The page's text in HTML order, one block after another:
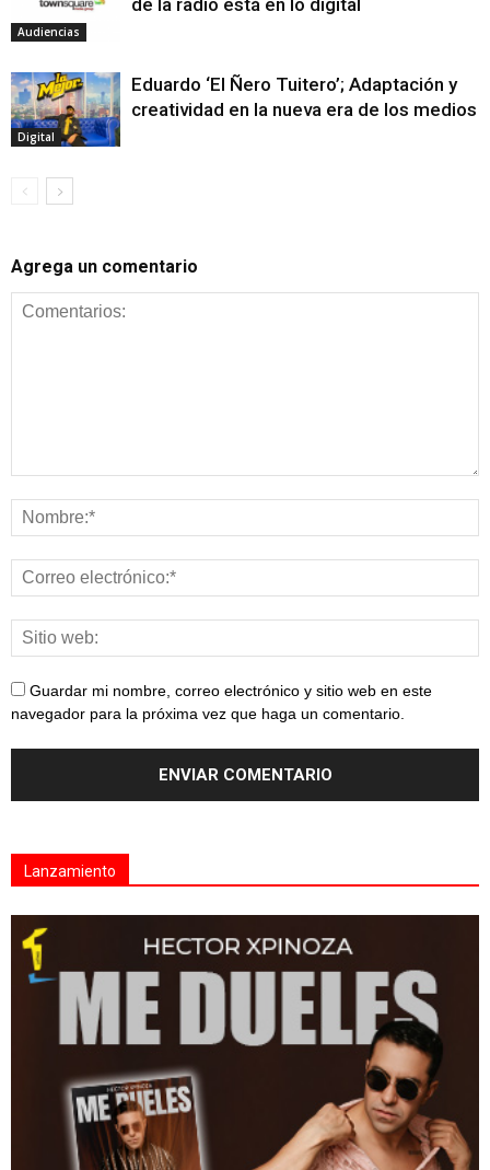
Audiencias
Digital
Eduardo ‘El Ñero Tuitero’; Adaptación y
creatividad en la nueva era de los medios
Agrega un comentario
Guardar mi nombre, correo electrónico y sitio web en este
navegador para la próxima vez que haga un comentario.
Lanzamiento